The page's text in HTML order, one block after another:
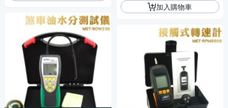
加入購物車